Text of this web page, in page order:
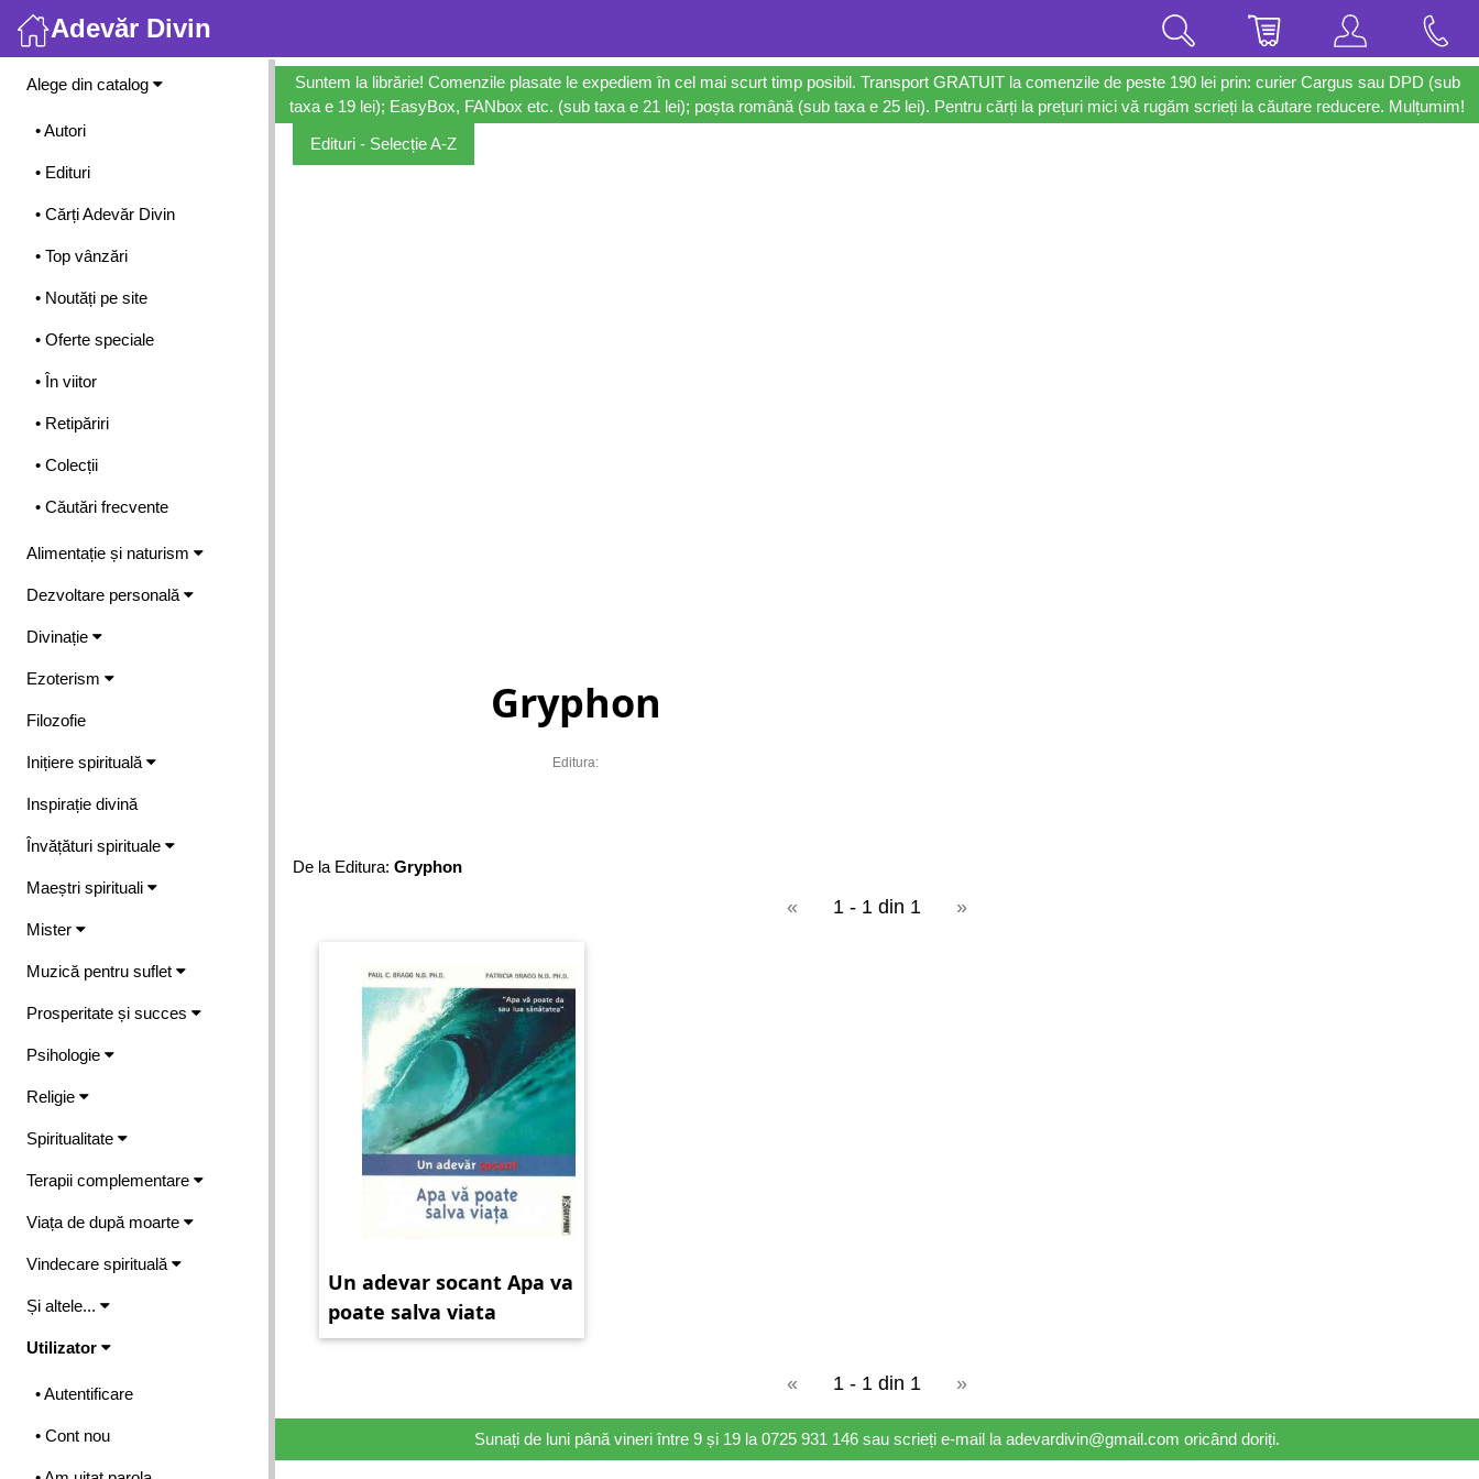
Adevăr Divin
Meniu
Alege din catalog
• Autori
• Edituri
• Cărți Adevăr Divin
• Top vânzări
• Noutăți pe site
• Oferte speciale
• În viitor
• Retipăriri
• Colecții
• Căutări frecvente
Alimentație și naturism
Dezvoltare personală
Divinație
Ezoterism
Filozofie
Inițiere spirituală
Inspirație divină
Învățături spirituale
Maeștri spirituali
Mister
Muzică pentru suflet
Prosperitate și succes
Psihologie
Religie
Spiritualitate
Terapii complementare
Viața de după moarte
Vindecare spirituală
Și altele...
Utilizator
• Autentificare
• Cont nou
Suntem la librărie! Comenzile plasate le expediem în cel mai scurt timp posibil. Transport GRATUIT la comenzile de peste 190 lei prin: curier Cargus sau DPD (sub
taxa e 19 lei); EasyBox, FANbox etc. (sub taxa e 21 lei); poșta română (sub taxa e 25 lei). Pentru cărți la prețuri mici vă rugăm scrieți la căutare reducere. Mulțumim!
Edituri - Selecție A-Z
Gryphon
Editura:
De la Editura: Gryphon
« 1 - 1 din 1 »
Un adevar socant Apa va
poate salva viata
« 1 - 1 din 1 »
Sunați de luni până vineri între 9 și 19 la 0725 931 146 sau scrieți e-mail la adevardivin@gmail.com oricând doriți.